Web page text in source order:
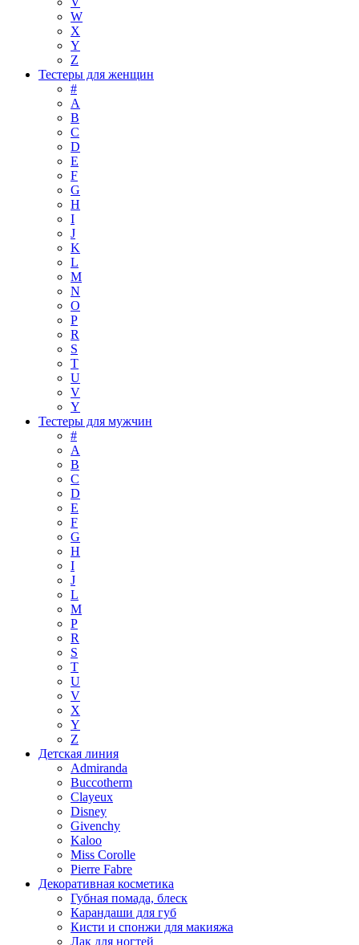
W
X
Y
Z
Тестеры для женщин
#
A
B
C
D
E
F
G
H
I
J
K
L
M
N
O
P
R
S
T
U
V
Y
Тестеры для мужчин
#
A
B
C
D
E
F
G
H
I
J
L
M
P
R
S
T
U
V
X
Y
Z
Детская линия
Admiranda
Buccotherm
Clayeux
Disney
Givenchy
Kaloo
Miss Corolle
Pierre Fabre
Декоративная косметика
Губная помада, блеск
Карандаши для губ
Кисти и спонжи для макияжа
Лак для ногтей